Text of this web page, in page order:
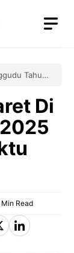
Tahun
Di
Min Read
Li